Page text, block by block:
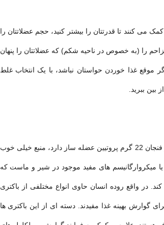
می کنند تا قدرتتان را بیشتر کنید، حجم عضلاتتان را
را (به خصوص در ناحیه شکم) که عضلاتتان را پنهان
موقع غذا خوردن حواستان نباشد، با یک انتخاب غلط
ببرید.
ماست یونانی علاوه بر اینکه در هر فنجان 22 گرم پروتیین عضله ساز دارد، منبع خیلی خوب
کلسیم و پروبیوتیک ها ( probiotic یا میکروارگانیسم های مفید موجود در شیر و ماست که
در واقع روده انسان حاوی انواع مختلفی از باکتری
گوارش بهینه غذا مفیدند. دسته ای از این باکتری ها